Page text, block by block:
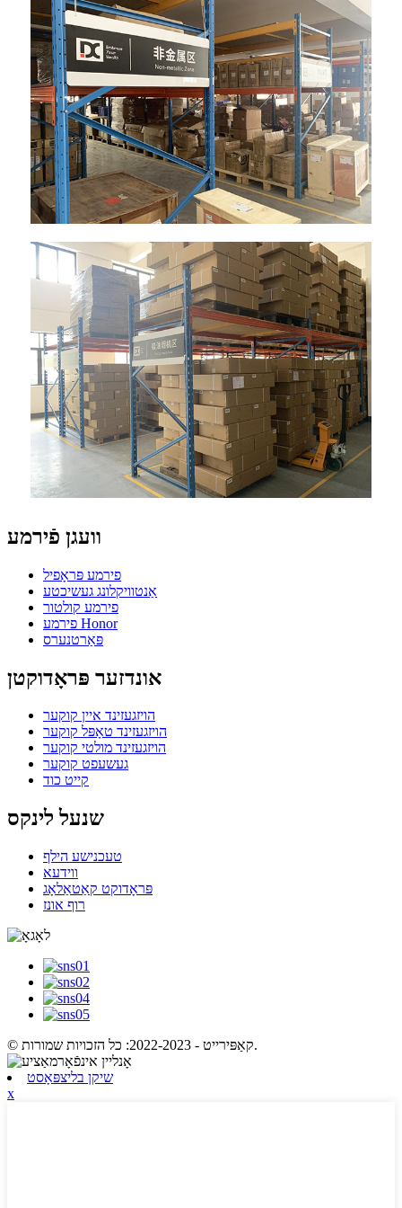
וועגן פֿירמע
פירמע פּראָפיל
אַנטוויקלונג געשיכטע
פירמע קולטור
פירמע Honor
פּאַרטנערס
אונדזער פּראָדוקטן
הויזגעזינד איין קוקער
הויזגעזינד טאָפּל קוקער
הויזגעזינד מולטי קוקער
געשעפט קוקער
קייט כוד
שנעל לינקס
טעכנישע הילף
ווידעא
פּראָדוקט קאַטאַלאָג
רוף אונז
© קאַפּירייט - 2022-2023: כל הזכויות שמורות.
שיקן בליצפּאָסט
x